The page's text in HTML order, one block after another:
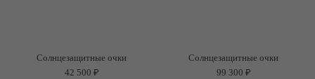
Солнцезащитные очки
42 500 ₽
Солнцезащитные очки
99 300 ₽